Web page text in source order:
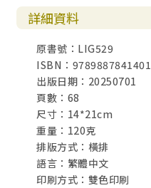
詳細資料
原書號：LIG529
ISBN：9789887841401
出版日期：20250701
頁數：68
尺寸：14*21cm
重量：120克
排版方式：橫排
語言：繁體中文
印刷方式：雙色印刷